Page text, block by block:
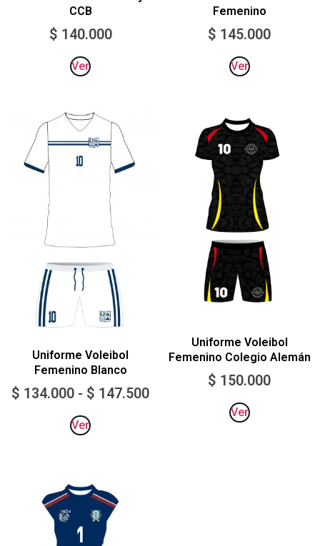
CCB
$ 140.000
Ver
Femenino
$ 145.000
Ver
Uniforme Voleibol
Femenino Blanco
$ 134.000 - $ 147.500
Ver
Uniforme Voleibol
Femenino Colegio Alemán
$ 150.000
Ver